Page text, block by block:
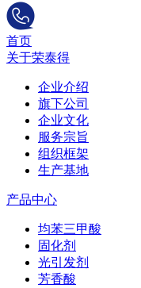
首页
关于荣泰得
企业介绍
旗下公司
企业文化
服务宗旨
组织框架
生产基地
产品中心
均苯三甲酸
固化剂
光引发剂
芳香酸